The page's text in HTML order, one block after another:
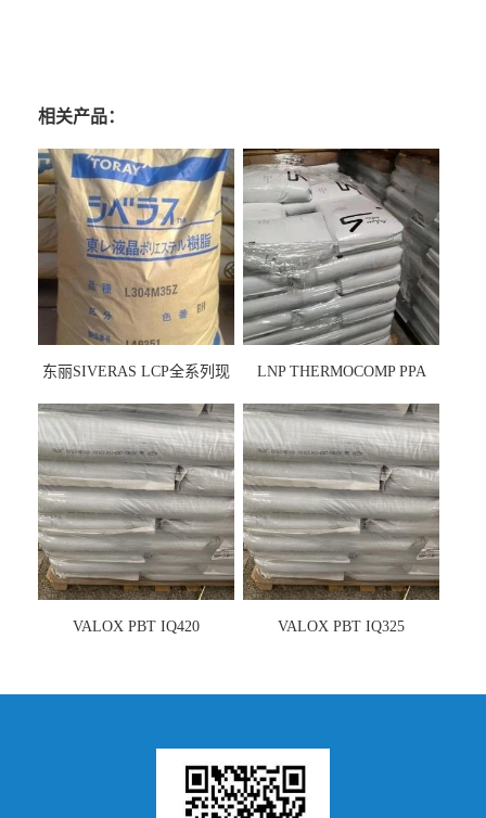
相关产品：
东丽SIVERAS LCP全系列现
LNP THERMOCOMP PPA
VALOX PBT IQ420 VALOX PBT IQ325